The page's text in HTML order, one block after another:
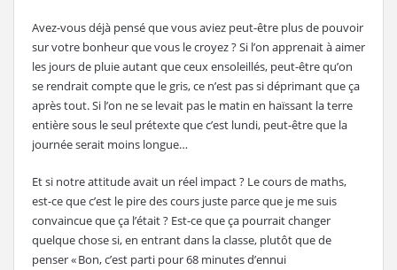
Avez-vous déjà pensé que vous aviez peut-être plus de pouvoir
sur votre bonheur que vous le croyez ? Si l’on apprenait à aimer
les jours de pluie autant que ceux ensoleillés, peut-être qu’on
se rendrait compte que le gris, ce n’est pas si déprimant que ça
après tout. Si l’on ne se levait pas le matin en haïssant la terre
entière sous le seul prétexte que c’est lundi, peut-être que la
journée serait moins longue…
Et si notre attitude avait un réel impact ? Le cours de maths,
est-ce que c’est le pire des cours juste parce que je me suis
convaincue que ça l’était ? Est-ce que ça pourrait changer
quelque chose si, en entrant dans la classe, plutôt que de
penser « Bon, c’est parti pour 68 minutes d’ennui